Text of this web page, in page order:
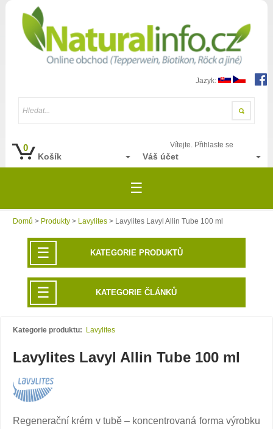
Jazyk:
Hledat...
0
Košík
Vítejte. Přihlaste se
Váš účet
☰
Domů > Produkty > Lavylites > Lavylites Lavyl Allin Tube 100 ml
☰ KATEGORIE PRODUKTŮ
☰ KATEGORIE ČLÁNKŮ
Kategorie produktu: Lavylites
Lavylites Lavyl Allin Tube 100 ml
Regenerační krém v tubě – koncentrovaná forma výrobku